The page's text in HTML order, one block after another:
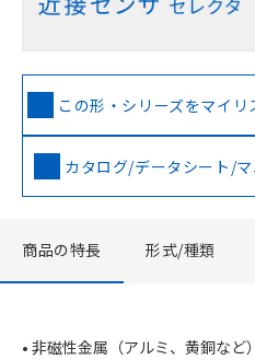
この形・シリーズをマイリ
カタログ/データシート/
商品の特長 形式/種類
• 非磁性金属（アルミ、黄銅など